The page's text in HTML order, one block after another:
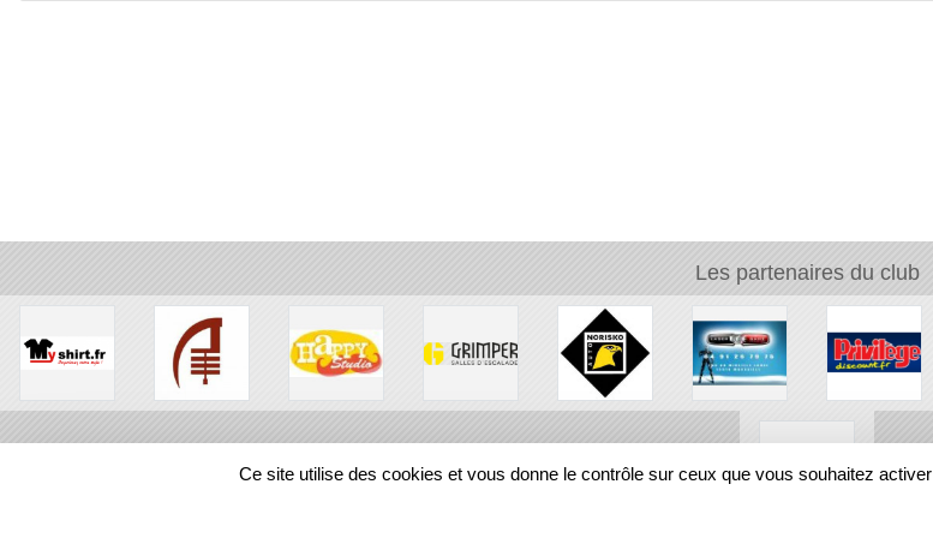
Les partenaires du club
Ce site utilise des cookies et vous donne le contrôle sur ceux que vous souhaitez activer